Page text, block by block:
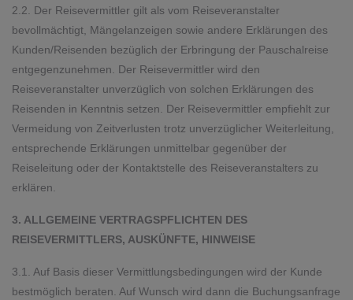
2.2. Der Reisevermittler gilt als vom Reiseveranstalter
bevollmächtigt, Mängelanzeigen sowie andere Erklärungen des
Kunden/Reisenden bezüglich der Erbringung der Pauschalreise
entgegenzunehmen. Der Reisevermittler wird den
Reiseveranstalter unverzüglich von solchen Erklärungen des
Reisenden in Kenntnis setzen. Der Reisevermittler empfiehlt zur
Vermeidung von Zeitverlusten trotz unverzüglicher Weiterleitung,
entsprechende Erklärungen unmittelbar gegenüber der
Reiseleitung oder der Kontaktstelle des Reiseveranstalters zu
erklären.
3. ALLGEMEINE VERTRAGSPFLICHTEN DES
REISEVERMITTLERS, AUSKÜNFTE, HINWEISE
3.1. Auf Basis dieser Vermittlungsbedingungen wird der Kunde
bestmöglich beraten. Auf Wunsch wird dann die Buchungsanfrage